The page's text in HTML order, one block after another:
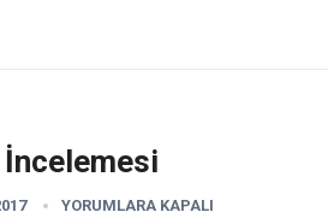
YORUMLARA KAPALI